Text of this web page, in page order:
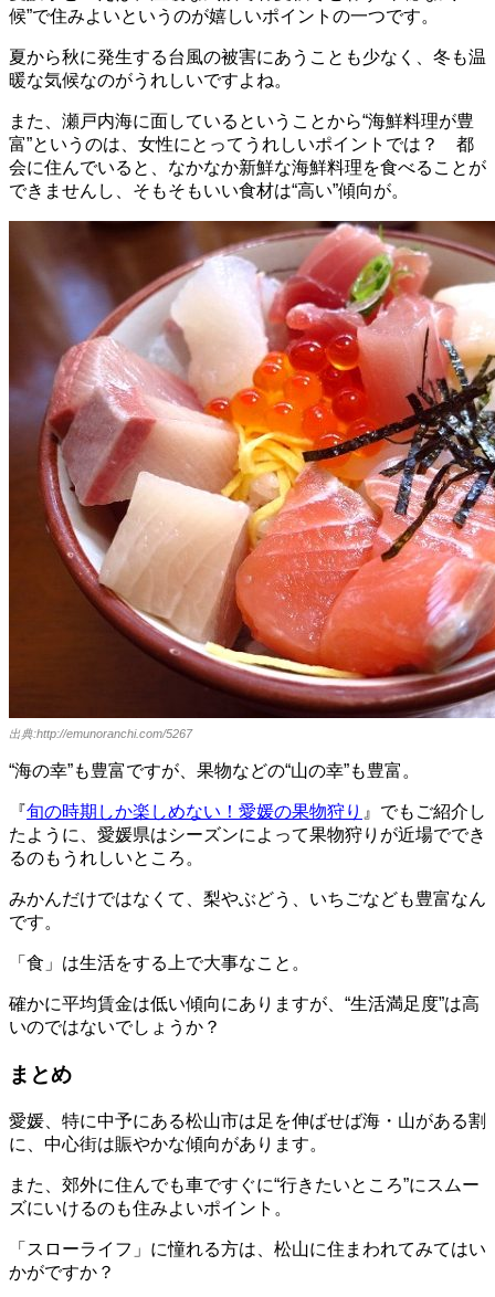
候”で住みよいというのが嬉しいポイントの一つです。
夏から秋に発生する台風の被害にあうことも少なく、冬も温
暖な気候なのがうれしいですよね。
また、瀬戸内海に面しているということから“海鮮料理が豊
富”というのは、女性にとってうれしいポイントでは？ 都
会に住んでいると、なかなか新鮮な海鮮料理を食べることが
できませんし、そもそもいい食材は“高い”傾向が。
出典:http://emunoranchi.com/5267
“海の幸”も豊富ですが、果物などの“山の幸”も豊富。
『旬の時期しか楽しめない！愛媛の果物狩り 』でもご紹介し
たように、愛媛県はシーズンによって果物狩りが近場ででき
るのもうれしいところ。
みかんだけではなくて、梨やぶどう、いちごなども豊富なん
です。
「食」は生活をする上で大事なこと。
確かに平均賃金は低い傾向にありますが、“生活満足度”は高
いのではないでしょうか？
まとめ
愛媛、特に中予にある松山市は足を伸ばせば海・山がある割
に、中心街は賑やかな傾向があります。
また、郊外に住んでも車ですぐに“行きたいところ”にスムー
ズにいけるのも住みよいポイント。
「スローライフ」に憧れる方は、松山に住まわれてみてはい
かがですか？